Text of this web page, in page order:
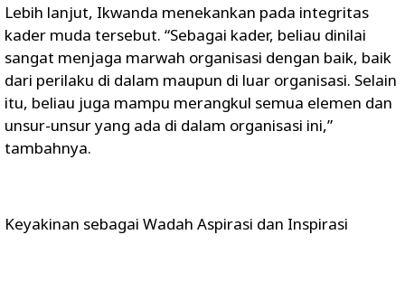
Lebih lanjut, Ikwanda menekankan pada integritas
kader muda tersebut. “Sebagai kader, beliau dinilai
sangat menjaga marwah organisasi dengan baik, baik
dari perilaku di dalam maupun di luar organisasi. Selain
itu, beliau juga mampu merangkul semua elemen dan
unsur-unsur yang ada di dalam organisasi ini,”
tambahnya.
Keyakinan sebagai Wadah Aspirasi dan Inspirasi